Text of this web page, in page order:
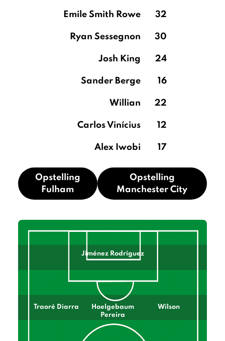
Emile Smith Rowe 32
Ryan Sessegnon 30
Josh King 24
Sander Berge 16
Willian 22
Carlos Vinícius 12
Alex Iwobi 17
Opstelling
Fulham
Opstelling
Manchester City
Jiménez Rodríguez
Traoré Diarra
Hoelgebaum
Pereira
Wilson